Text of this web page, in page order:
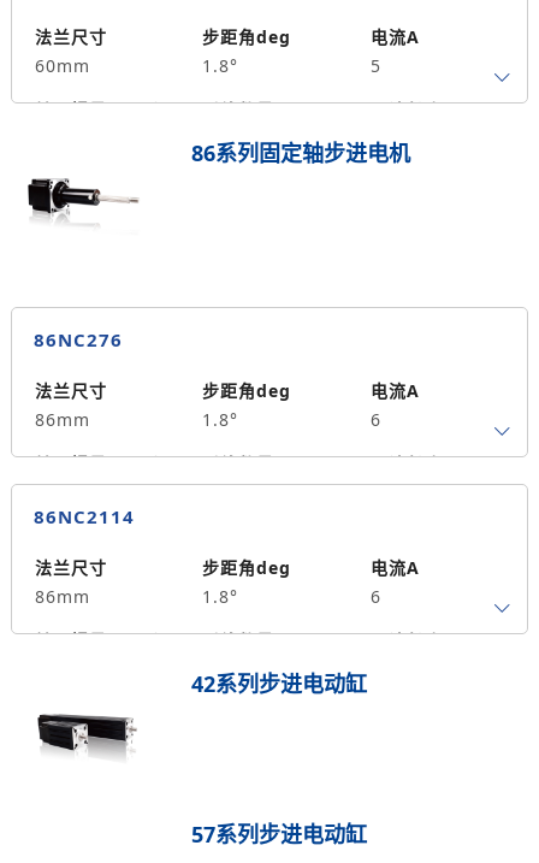
590
法兰尺寸
60mm
步距角deg
1.8°
电流A
5
转子惯量g.cm²
引线数量
75
马达长度mm
2.5
保持力矩N.m
640
86系列固定轴步进电机
86NC276
法兰尺寸
86mm
步距角deg
1.8°
电流A
6
转子惯量g.cm²
4
引线数量
76
马达长度mm
4.5
1300
86NC2114
法兰尺寸
86mm
步距角deg
1.8°
电流A
6
转子惯量g.cm²
引线数量
114
马达长度mm
保持力矩N.m
2500
42系列步进电动缸
57系列步进电动缸